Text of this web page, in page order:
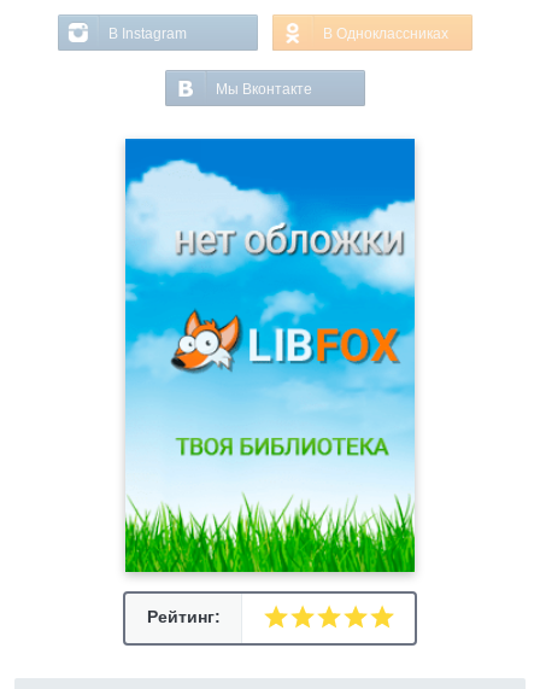
В Instagram В Одноклассниках
Мы Вконтакте
Рейтинг: